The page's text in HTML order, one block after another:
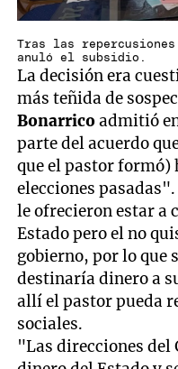
Tras las
anuló el subsidio.
La decisión era
más teñida de
Bonarricoadmitió
parte del acuerdo
que el pastor formó)
elecciones
le ofrecieron estar a
Estado pero el no
gobierno, por lo que
destinaría dinero a
allí el pastor pueda
sociales.
"Las direcciones del